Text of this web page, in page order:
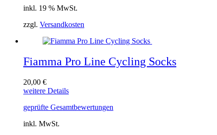
inkl. 19 % MwSt.
zzgl. Versandkosten
Fiamma Pro Line Cycling Socks
20,00 €
weitere DetailsDieses
weist
geprüfte Gesamtbewertungen
inkl. MwSt.